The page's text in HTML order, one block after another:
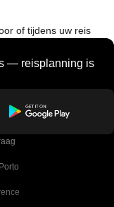
of tijdens uw reis
— reisplanning is